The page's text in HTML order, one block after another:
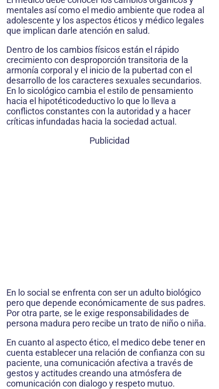
mentales así como el medio ambiente que rodea al
adolescente y los aspectos éticos y médico legales
que implican darle atención en salud.
Dentro de los cambios físicos están el rápido
crecimiento con desproporción transitoria de la
armonía corporal y el inicio de la pubertad con el
desarrollo de los caracteres sexuales secundarios.
En lo sicológico cambia el estilo de pensamiento
hacia el hipotéticodeductivo lo que lo lleva a
conflictos constantes con la autoridad y a hacer
críticas infundadas hacia la sociedad actual.
Publicidad
En lo social se enfrenta con ser un adulto biológico
pero que depende económicamente de sus padres.
Por otra parte, se le exige responsabilidades de
persona madura pero recibe un trato de niño o niña.
En cuanto al aspecto ético, el medico debe tener en
cuenta establecer una relación de confianza con su
paciente, una comunicación afectiva a través de
gestos y actitudes creando una atmósfera de
comunicación con dialogo y respeto mutuo.